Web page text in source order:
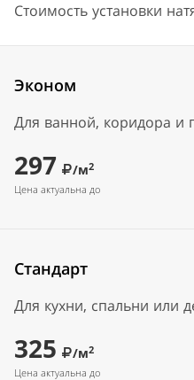
Стоимость установки
Эконом
Для ванной, коридора и
297 /м2
Цена актуальна до
Стандарт
Для кухни, спальни или
325 /м2
Цена актуальна до